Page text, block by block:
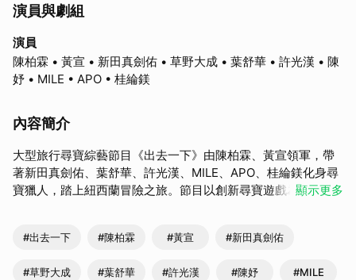
演員與劇組
演員
陳柏霖 • 黃宣 • 新田真劍佑 • 草野大成 • 葉舒華 • 許光漢 • 陳
妤 • MILE • APO • 桂綸鎂
內容簡介
大型旅行尋寶綜藝節目《出去一下》由陳柏霖、黃宣領軍，帶
著新田真劍佑、葉舒華、許光漢、MILE、APO、桂綸鎂化身尋
寶獵人，踏上紐西蘭冒險之旅。節目以創新尋寶遊戲為主軸，
顯示更多
#出去一下 #陳柏霖 #黃宣 #新田真劍佑
#草野大成 #葉舒華 #許光漢 #陳妤 #MILE